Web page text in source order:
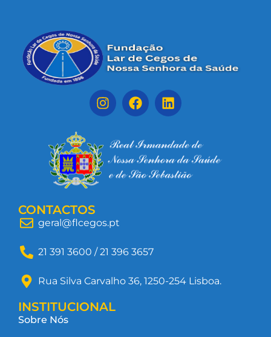
CONTACTOS
geral@flcegos.pt
21 391 3600 / 21 396 3657
Rua Silva Carvalho 36, 1250-254 Lisboa.
INSTITUCIONAL
Sobre Nós